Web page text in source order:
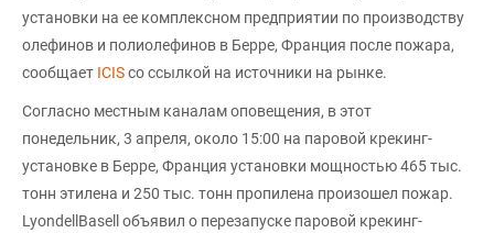
установки на ее комплексном предприятии по производству
олефинов и полиолефинов в Берре, Франция после пожара,
сообщает ICISсо ссылкой на источники на рынке.
Согласно местным каналам оповещения, в этот
понедельник, 3 апреля, около 15:00 на паровой крекинг-
установке в Берре, Франция установки мощностью 465 тыс.
тонн этилена и 250 тыс. тонн пропилена произошел пожар.
LyondellBasell объявил о перезапуске паровой крекинг-